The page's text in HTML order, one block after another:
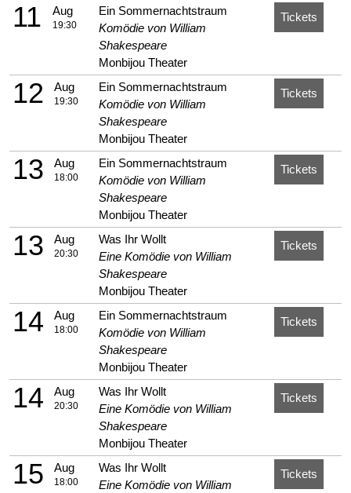
11 Aug
19:30
Tickets
Ein Sommernachtstraum
Komödie von William
Shakespeare
Monbijou Theater
12 Aug
19:30
Tickets
Ein Sommernachtstraum
Komödie von William
Shakespeare
Monbijou Theater
13 Aug
18:00
Tickets
Ein Sommernachtstraum
Komödie von William
Shakespeare
Monbijou Theater
13 Aug
20:30
Tickets
Was Ihr Wollt
Eine Komödie von William
Shakespeare
Monbijou Theater
14 Aug
18:00
Tickets
Ein Sommernachtstraum
Komödie von William
Shakespeare
Monbijou Theater
14 Aug
20:30
Tickets
Was Ihr Wollt
Eine Komödie von William
Shakespeare
Monbijou Theater
15 Aug
18:00
Tickets
Was Ihr Wollt
Eine Komödie von William